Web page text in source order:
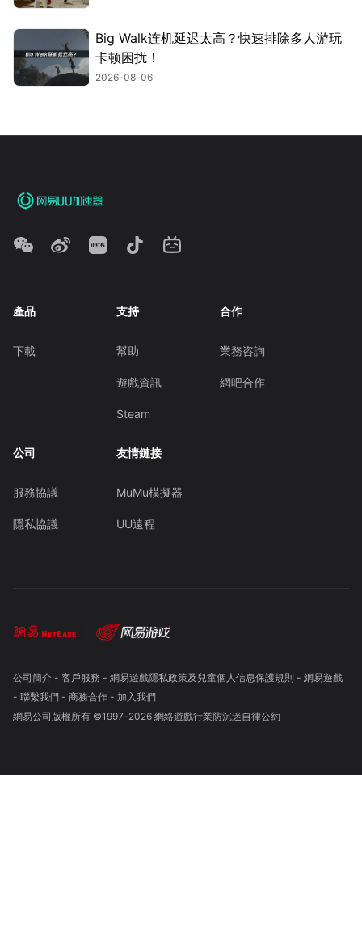
Big Walk连机延迟太高？快速排除多人游玩
卡顿困扰！
2026-08-06
產品
下載
支持
幫助
遊戲資訊
Steam
合作
業務咨詢
網吧合作
公司
服務協議
隱私協議
友情鏈接
MuMu模擬器
UU遠程
公司簡介- 客戶服務 - 網易遊戲隱私政策及兒童個人信息保護規則 - 網易遊戲
- 聯繫我們- 商務合作- 加入我們
網易公司版權所有 ©1997-2026 網絡遊戲行業防沉迷自律公約